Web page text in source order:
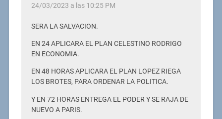
24/03/2023 a las 10:25 PM
SERA LA SALVACION.
EN 24 APLICARA EL PLAN CELESTINO RODRIGO
EN ECONOMIA.
EN 48 HORAS APLICARA EL PLAN LOPEZ RIEGA
LOS BROTES, PARA ORDENAR LA POLITICA.
Y EN 72 HORAS ENTREGA EL PODER Y SE RAJA DE
NUEVO A PARIS.